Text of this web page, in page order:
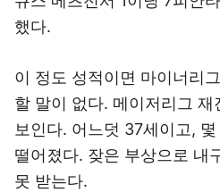
했다.
이 정도 성적이면 마이너리
할 말이 없다. 메이저리그 재
보인다. 어느덧 37세이고,
떨어졌다. 잦은 부상으로 내
못 받는다.